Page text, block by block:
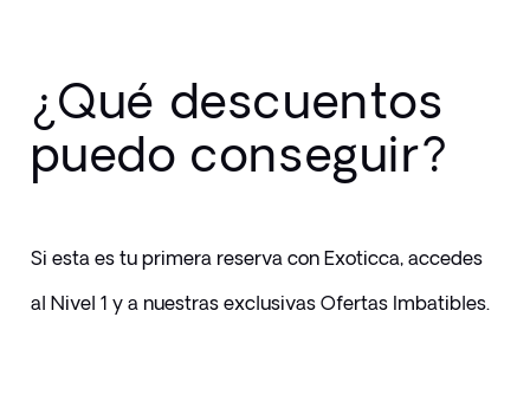
¿Qué descuentos
puedo conseguir?
Si esta es tu primera reserva con Exoticca, accedes
al Nivel 1 y a nuestras exclusivas Ofertas Imbatibles.